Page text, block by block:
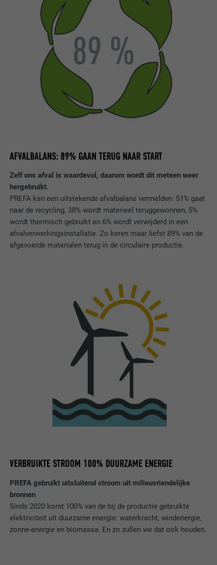
AFVALBALANS: 89% GAAN TERUG NAAR START
Zelf ons afval is waardevol, daarom wordt dit meteen weer
hergebruikt.
PREFA kan een uitstekende afvalbalans vermelden: 51% gaat
naar de recycling, 38% wordt materieel teruggewonnen, 5%
wordt thermisch gebruikt en 6% wordt verwijderd in een
afvalverwerkingsinstallatie. Zo keren maar liefst 89% van de
afgevoerde materialen terug in de circulaire productie.
VERBRUIKTE STROOM 100% DUURZAME ENERGIE
PREFA gebruikt uitsluitend stroom uit milieuvriendelijke
bronnen
Sinds 2020 komt 100% van de bij de productie gebruikte
elektriciteit uit duurzame energie: waterkracht, windenergie,
zonne-energie en biomassa. En zo zullen we dat ook houden.